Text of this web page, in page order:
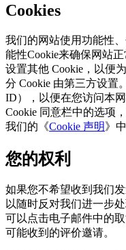
Cookies
我们的网站使用功能性
能性Cookie来确保网站
设置其他 Cookie，以便
分 Cookie 由第三方设置
ID），以便在您访问本
Cookie 同意栏中的选项
我们的《Cookie 声明》
您的权利
如果您不希望收到我们
以随时反对我们进一步
可以点击电子邮件中的
可能收到的评价邀请。